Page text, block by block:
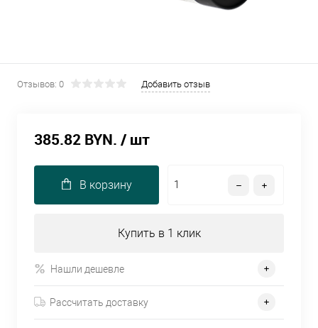
Отзывов: 0 Добавить отзыв
385.82 BYN. / шт
В корзину
Купить в 1 клик
Нашли дешевле
Рассчитать доставку